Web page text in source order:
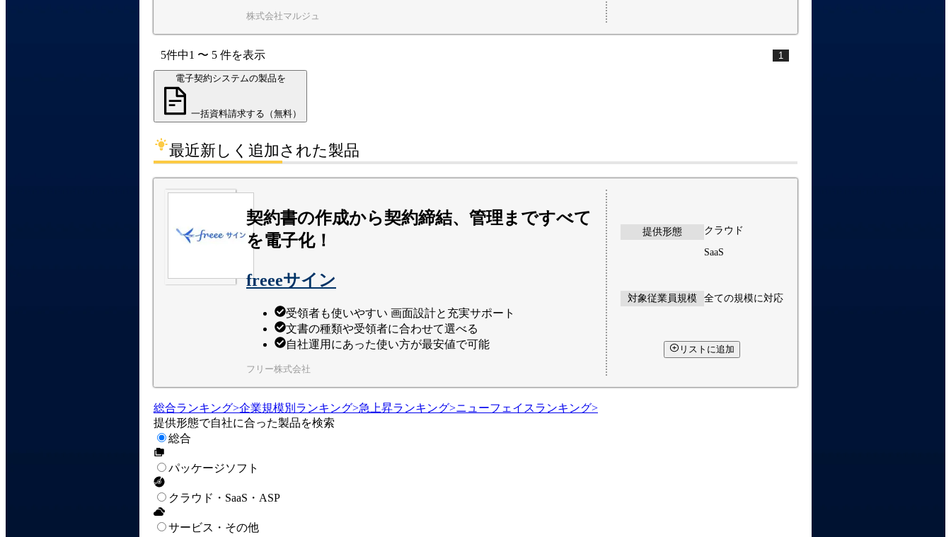
株式会社マルジュ
5件中1 〜 5 件を表示 1
電子契約システムの製品を
一括資料請求する（無料）
最近新しく追加された 製品
契約書の作成から契約締結、管理まですべて
を電子化！
freeeサイン
受領者も使いやすい 画面設計と充実サポート
文書の種類や受領者に合わせて選べる
自社運用にあった使い方が最安値で可能
フリー株式会社
提供形態 クラウド
SaaS
対象従業員規模 全ての規模に対応
リストに追加
総合ランキング>企業規模別ランキング>急上昇ランキング>ニューフェイスランキング>
提供形態で自社に合った製品を検索
総合
パッケージソフト
クラウド・SaaS・ASP
サービス・その他